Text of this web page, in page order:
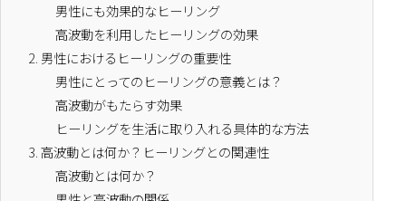
男性にも効果的なヒーリング
高波動を利用したヒーリングの効果
2. 男性におけるヒーリングの重要性
男性にとってのヒーリングの意義とは？
高波動がもたらす効果
ヒーリングを生活に取り入れる具体的な方法
3.高波動とは何か？ヒーリングとの関連性
高波動とは何か？